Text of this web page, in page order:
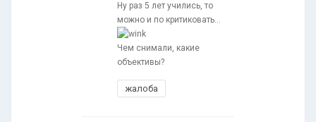
Ну раз 5 лет учились, то
можно и по критиковать...
Чем снимали, какие
объективы?
жалоба